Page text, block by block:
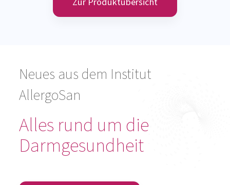
Neues aus dem Institut
AllergoSan
Alles rund um die
Darmgesundheit